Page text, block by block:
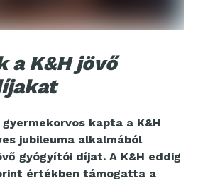
a K&H jövő
kapta a K&H
jubileuma alkalmából
gyógyítói díjat. A K&H eddig
értékben támogatta a